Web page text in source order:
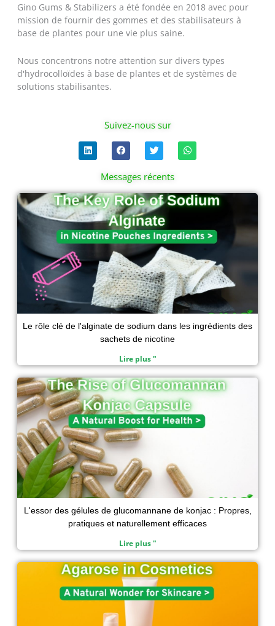
Gino Gums & Stabilizers a été fondée en 2018 avec pour
mission de fournir des gommes et des stabilisateurs à
base de plantes pour une vie plus saine.
Nous concentrons notre attention sur divers types
d'hydrocolloïdes à base de plantes et de systèmes de
solutions stabilisantes.
Suivez-nous sur
L
i
n
d
i
n
F
a
c
e
b
o
o
k
T
w
i
t
t
e
r
W
h
a
a
p
p
Messages récents
Le rôle clé de l'alginate de sodium dans les ingrédients des
sachets de nicotine
Lire plus "
L'essor des gélules de glucomannane de konjac : Propres,
pratiques et naturellement efficaces
Lire plus "
PagePagePage Page